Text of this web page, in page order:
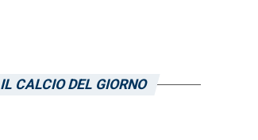
IL CALCIO DEL GIORNO